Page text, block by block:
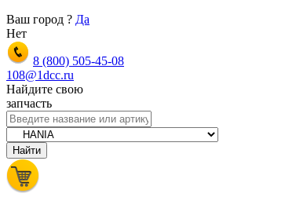
Ваш город ? Да
Нет
8 (800) 505-45-08
108@1dcc.ru
Найдите свою
запчасть